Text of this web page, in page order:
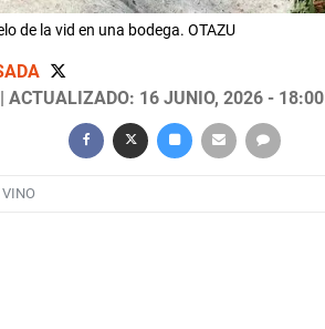
de la vid en una bodega. OTAZU
ACTUALIZADO: 16 JUNIO, 2026 - 18:00
VINO